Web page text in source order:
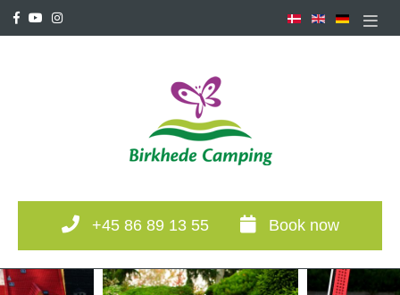
+45 86 89 13 55 Book now